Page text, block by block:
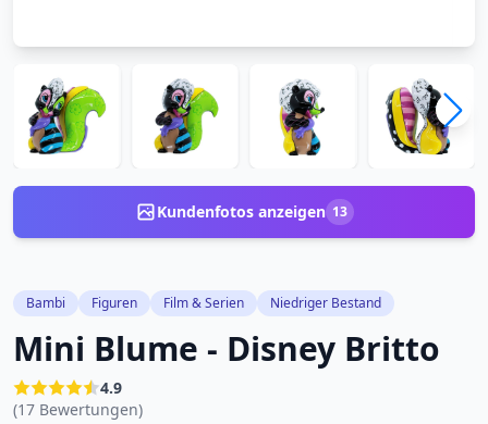
Kundenfotos anzeigen 13
Bambi Figuren Film & Serien Niedriger Bestand
Mini Blume - Disney Britto
4.9
(17 Bewertungen)